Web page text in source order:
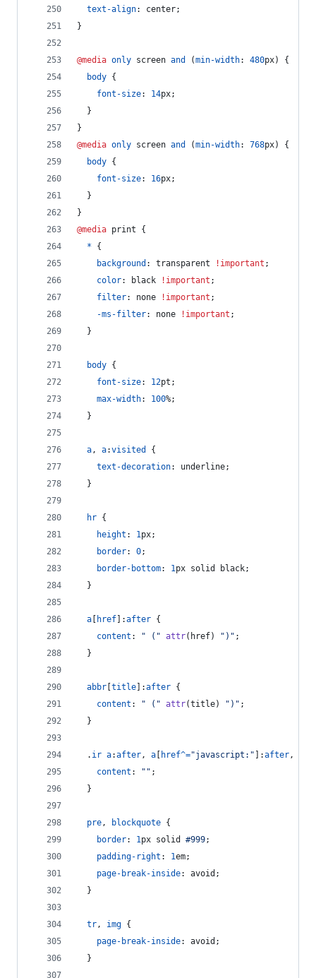
text-align:
center;
}
@media only screen and (min-width: 480px) {
body {
font-size: 14px;
  }
}
@media only screen and (min-width: 768px) {
body {
font-size: 16px;
  }
}
@media print {
* {
background : transparent !important ;
color: black !important ;
filter: none !important ;
-ms-filter: none !important ;
  }
body {
font-size: 12pt ;
max-width: 100%;
  }
a, a:visited
{
text-decoration:
underline;
  }
hr {
height : 1px;
border: 0;
border-bottom: 1px solid black;
  }
a href :after {
content : " (" attr(href) ")" ;
  }
abbr title :after {
content : " (" attr(title) ")" ;
  }
  .
ir a:after, a href^="javascript:" :after,
content : "" ;
  }
pre, blockquote {
border: 1px solid #999;
padding-right : 1em;
page-break-inside:
avoid;
  }
tr, img {
page-break-inside:
avoid;
  }